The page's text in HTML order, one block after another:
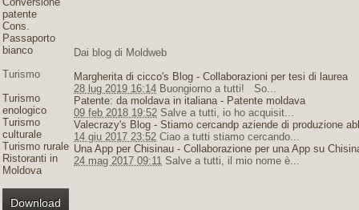
patente
Cons.
Passaporto
bianco
Turismo
Turismo
enologico
Turismo
culturale
Turismo rurale
Ristoranti in
Moldova
Download
Dai blog di Moldweb
Margherita di cicco's Blog - Collaborazioni per tesi di laurea
28 lug 2019 16:14 Buongiorno a tutti! So...
Patente: da moldava in italiana - Patente moldava
09 feb 2018 19:52 Salve a tutti, io ho acquisit...
Valecrazy's Blog - Stiamo cercandp aziende di produzione
14 giu 2017 23:52 Ciao a tutti stiamo cercando...
Una App per Chisinau - Collaborazione per una App su
24 mag 2017 09:11 Salve a tutti, il mio nome è...